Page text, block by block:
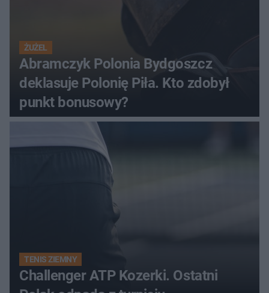
ŻUŻEL
Abramczyk Polonia Bydgoszcz
deklasuje Polonię Piła. Kto zdobył
punkt bonusowy?
TENIS ZIEMNY
Challenger ATP Kozerki. Ostatni